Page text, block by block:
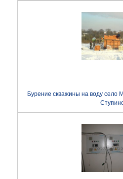
Бурение скважины на воду село